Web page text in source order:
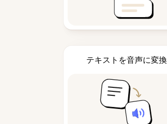
テキストを音声に変換